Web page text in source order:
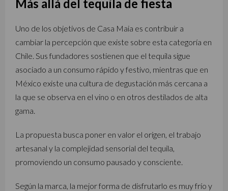
Más allá del tequila de fiesta
Uno de los objetivos de Casa Maia es contribuir a
cambiar la percepción que existe sobre esta categoría en
Chile. Sus fundadores sostienen que el tequila sigue
asociado a un consumo rápido y festivo, mientras que en
México existe una cultura de degustación más cercana a
la que se observa en el vino o en otros destilados de alta
gama.
La propuesta busca poner en valor el origen, el trabajo
artesanal y la complejidad sensorial del tequila,
promoviendo un consumo pausado y consciente.
Según la marca, la mejor forma de disfrutarlo es muy frío y